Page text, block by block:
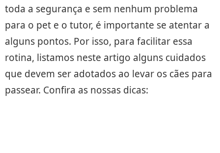
toda a segurança e sem nenhum problema
para o pet e o tutor, é importante se atentar a
alguns pontos. Por isso, para facilitar essa
rotina, listamos neste artigo alguns cuidados
que devem ser adotados ao levar os cães para
passear. Confira as nossas dicas: